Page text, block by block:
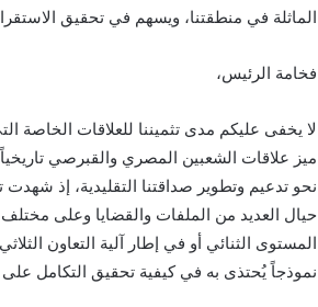
الماثلة في منطقتنا، ويسهم في تحقيق
فخامة الرئيس،
لا يخفى عليكم مدى تثميننا للعلاقات الخاصة
ميز علاقات الشعبين المصري والقبرصي
نحو تدعيم وتطوير صداقتنا التقليدية، إذ
حيال العديد من الملفات والقضايا وعلى
المستوى الثنائي أو في إطار آلية التعاون
نموذجاً يُحتذى به في كيفية تحقيق التكامل